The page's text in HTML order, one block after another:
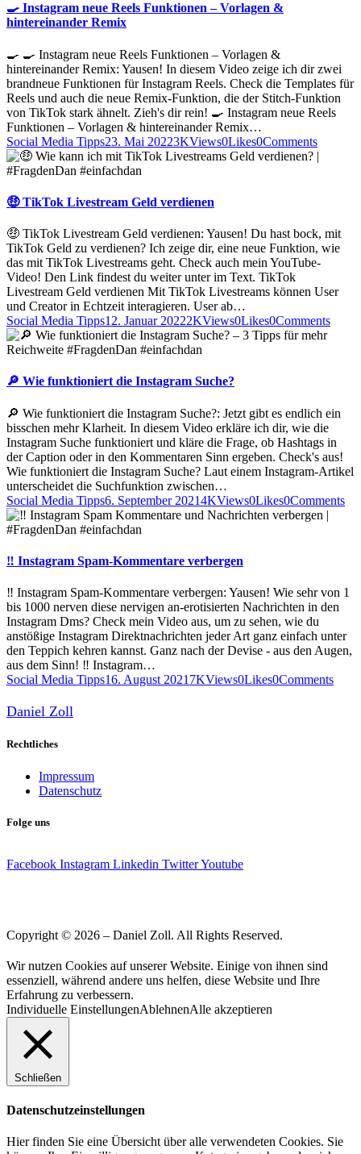
🍳 Instagram neue Reels Funktionen – Vorlagen &
hintereinander Remix
🍳 🍳 Instagram neue Reels Funktionen – Vorlagen &
hintereinander Remix: Yausen! In diesem Video zeige ich dir zwei
brandneue Funktionen für Instagram Reels. Check die Templates für
Reels und auch die neue Remix-Funktion, die der Stitch-Funktion
von TikTok stark ähnelt. Zieh's dir rein! 🍳 Instagram neue Reels
Funktionen – Vorlagen & hintereinander Remix…
Social Media Tipps23. Mai 20223KViews0Likes0Comments
🤑 TikTok Livestream Geld verdienen
🤑 TikTok Livestream Geld verdienen: Yausen! Du hast bock, mit
TikTok Geld zu verdienen? Ich zeige dir, eine neue Funktion, wie
das mit TikTok Livestreams geht. Check auch mein YouTube-
Video! Den Link findest du weiter unter im Text. TikTok
Livestream Geld verdienen Mit TikTok Livestreams können User
und Creator in Echtzeit interagieren. User ab…
Social Media Tipps12. Januar 20222KViews0Likes0Comments
🔎 Wie funktioniert die Instagram Suche?
🔎 Wie funktioniert die Instagram Suche?: Jetzt gibt es endlich ein
bisschen mehr Klarheit. In diesem Video erkläre ich dir, wie die
Instagram Suche funktioniert und kläre die Frage, ob Hashtags in
der Caption oder in den Kommentaren Sinn ergeben. Check's aus!
Wie funktioniert die Instagram Suche? Laut einem Instagram-Artikel
unterscheidet die Suchfunktion zwischen…
Social Media Tipps6. September 20214KViews0Likes0Comments
‼️ Instagram Spam-Kommentare verbergen
‼️ Instagram Spam-Kommentare verbergen: Yausen! Wie sehr von 1
bis 1000 nerven diese nervigen an-erotisierten Nachrichten in den
Instagram Dms? Check mein Video aus, um zu sehen, wie du
anstößige Instagram Direktnachrichten jeder Art ganz einfach unter
den Teppich kehren kannst. Ganz nach der Devise - aus den Augen,
aus dem Sinn! ‼️ Instagram…
Social Media Tipps16. August 2021 7KViews0Likes0Comments
Daniel Zoll
Rechtliches
Impressum
Datenschutz
Folge uns
Facebook Instagram Linkedin TwitterYoutube
Copyright © 2026 – Daniel Zoll. All Rights Reserved.
Wir nutzen Cookies auf unserer Website. Einige von ihnen sind
essenziell, während andere uns helfen, diese Website und Ihre
Erfahrung zu verbessern.
Individuelle EinstellungenAblehnenAlle akzeptieren
Schließen
Datenschutzeinstellungen
Hier finden Sie eine Übersicht über alle verwendeten Cookies. Sie